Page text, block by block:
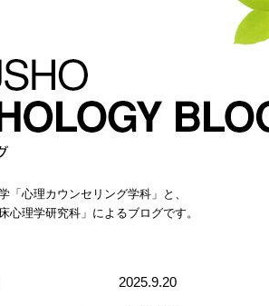
「心理カウンセリング学科」と、
心理学研究科」によるブログです。
2025.9.20